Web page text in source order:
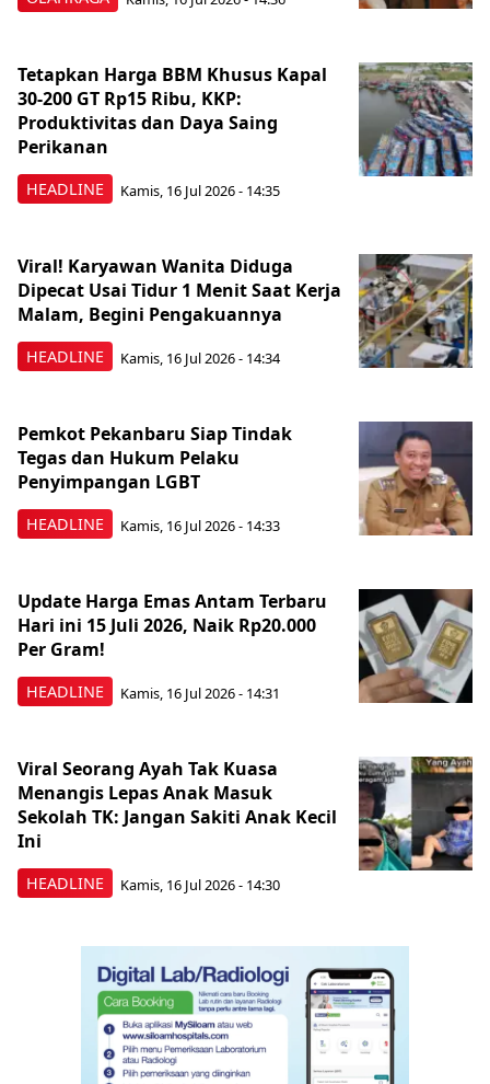
HEADLINE
Tetapkan Harga BBM Khusus Kapal
30-200 GT Rp15 Ribu, KKP:
Produktivitas dan Daya Saing
Perikanan
Kamis, 16 Jul 2026 - 14:35
HEADLINE
Viral! Karyawan Wanita Diduga
Dipecat Usai Tidur 1 Menit Saat Kerja
Malam, Begini Pengakuannya
Kamis, 16 Jul 2026 - 14:34
HEADLINE
Pemkot Pekanbaru Siap Tindak
Tegas dan Hukum Pelaku
Penyimpangan LGBT
Kamis, 16 Jul 2026 - 14:33
HEADLINE
Update Harga Emas Antam Terbaru
Hari ini 15 Juli 2026, Naik Rp20.000
Per Gram!
Kamis, 16 Jul 2026 - 14:31
HEADLINE
Viral Seorang Ayah Tak Kuasa
Menangis Lepas Anak Masuk
Sekolah TK: Jangan Sakiti Anak Kecil
Ini
Kamis, 16 Jul 2026 - 14:30